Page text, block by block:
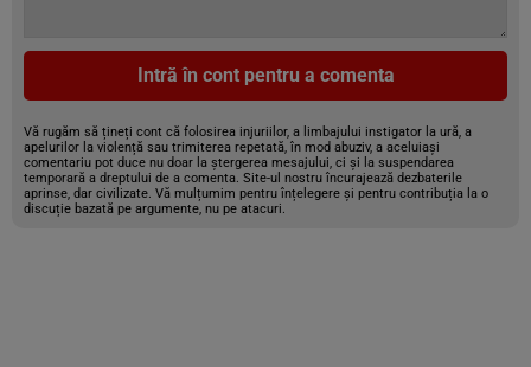
Intră în cont pentru a comenta
Vă rugăm să țineți cont că folosirea injuriilor, a limbajului instigator la ură, a
apelurilor la violență sau trimiterea repetată, în mod abuziv, a aceluiași
comentariu pot duce nu doar la ștergerea mesajului, ci și la suspendarea
temporară a dreptului de a comenta. Site-ul nostru încurajează dezbaterile
aprinse, dar civilizate. Vă mulțumim pentru înțelegere și pentru contribuția la o
discuție bazată pe argumente, nu pe atacuri.